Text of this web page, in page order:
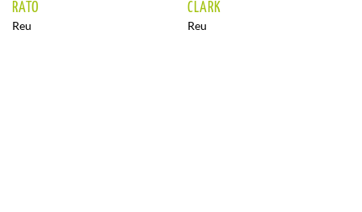
RATO
Reu
CLARK
Reu